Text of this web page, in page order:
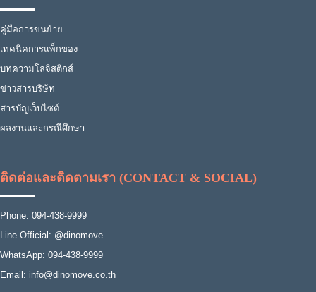
คู่มือการขนย้าย
เทคนิคการแพ็กของ
บทความโลจิสติกส์
ข่าวสารบริษัท
สารบัญเว็บไซต์
ผลงานและกรณีศึกษา
ติดต่อและติดตามเรา (CONTACT & SOCIAL)
Phone: 094-438-9999
Line Official: @dinomove
WhatsApp: 094-438-9999
Email: info@dinomove.co.th